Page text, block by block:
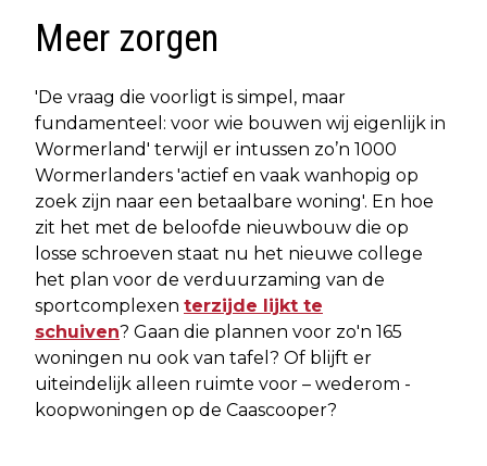
Meer zorgen
'De vraag die voorligt is simpel, maar
fundamenteel: voor wie bouwen wij eigenlijk in
Wormerland' terwijl er intussen zo’n 1000
Wormerlanders 'actief en vaak wanhopig op
zoek zijn naar een betaalbare woning'. En hoe
zit het met de beloofde nieuwbouw die op
losse schroeven staat nu het nieuwe college
het plan voor de verduurzaming van de
sportcomplexen terzijde lijkt te
schuiven? Gaan die plannen voor zo'n 165
woningen nu ook van tafel? Of blijft er
uiteindelijk alleen ruimte voor – wederom -
koopwoningen op de Caascooper?